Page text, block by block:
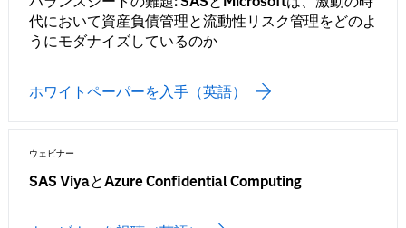
代において資産負債管理と流動性リスク管理をどのよ
うにモダナイズしているのか
ホワイトペーパーを入手（英語）
ウェビナー
SAS ViyaとAzure Confidential Computing